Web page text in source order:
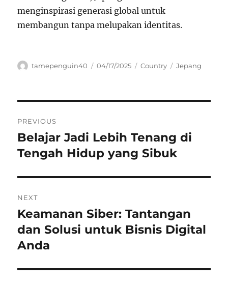
menginspirasi generasi global untuk
membangun tanpa melupakan identitas.
Author
tamepenguin40
Posted
04/17/2025 Categories
Country Tags
Jepang
pos
PREVIOUS
Previous
post:
Belajar Jadi Lebih Tenang di
Tengah Hidup yang Sibuk
NEXT
Next
post:
Keamanan Siber: Tantangan
dan Solusi untuk Bisnis Digital
Anda